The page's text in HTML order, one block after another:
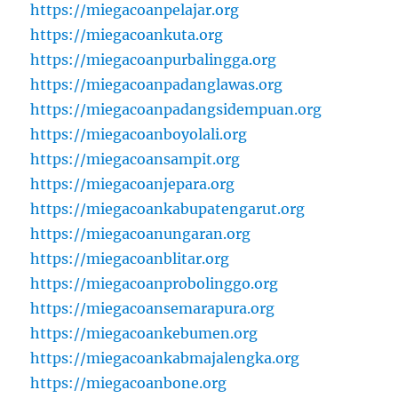
https://miegacoanpelajar.org
https://miegacoankuta.org
https://miegacoanpurbalingga.org
https://miegacoanpadanglawas.org
https://miegacoanpadangsidempuan.org
https://miegacoanboyolali.org
https://miegacoansampit.org
https://miegacoanjepara.org
https://miegacoankabupatengarut.org
https://miegacoanungaran.org
https://miegacoanblitar.org
https://miegacoanprobolinggo.org
https://miegacoansemarapura.org
https://miegacoankebumen.org
https://miegacoankabmajalengka.org
https://miegacoanbone.org